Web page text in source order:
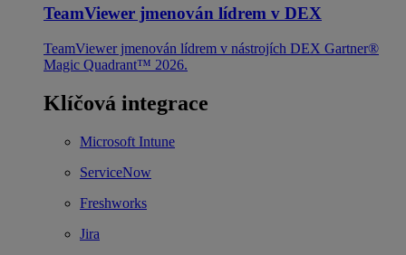
TeamViewer jmenován lídrem v DEX
TeamViewer jmenován lídrem v nástrojích DEX Gartner®
Magic Quadrant™ 2026.
Klíčová integrace
Microsoft Intune
ServiceNow
Freshworks
Jira